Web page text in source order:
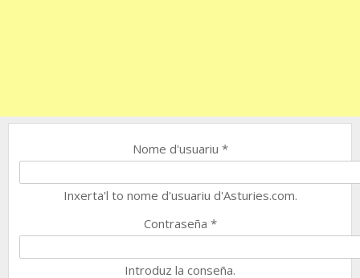
Nome d'usuariu *
Inxerta'l to nome d'usuariu d'Asturies.com.
Contraseña *
Introduz la conseña.